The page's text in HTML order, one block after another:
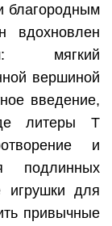
благородным
вдохновлен
мягкий
вершиной
введение,
литеры T
и
подлинных
игрушки для
привычные